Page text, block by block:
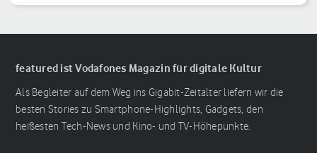
featured ist Vodafones Magazin für digitale Kultur
Als Begleiter auf dem Weg ins Gigabit-Zeitalter liefern wir die
besten Stories zu Smartphone-Highlights, Gadgets, den
heißesten Tech-News und Kino- und TV-Höhepunkte.